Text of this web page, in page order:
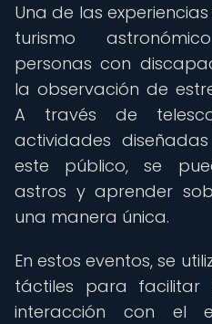
Una de las
turismo
personas con
la observación de
A través de
actividades
este público, se
astros y aprender
una manera única.
En estos eventos, se
táctiles para facilitar
interacción con el